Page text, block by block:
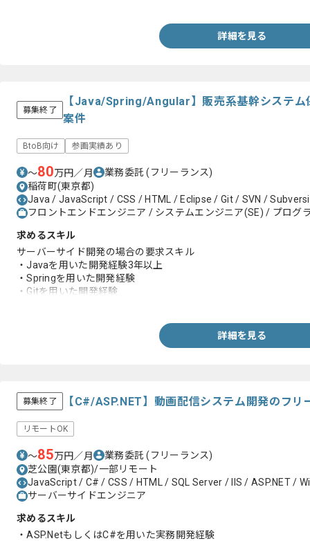
詳細を見る
募集終了
【Java/Spring/Angular】販売系基幹システム
案件
BtoB向け 参画実績あり
〜80万円／月 業務委託(フリーランス)
稲荷町(東京都)
Java / JavaScript / CSS / HTML / Eclipse / Git / SVN /
フロントエンドエンジニア / システムエンジニア(SE) / プログ
求めるスキル
サーバーサイド開発の場合の要求スキル
・Javaを用いた開発経験3年以上
・Springを用いた開発経験
・Gitを用いた開発経験
・Angular2以上、React.js、Vue.jsのいずれかを使用した開発経験
・TypeScriptもしくはJavaScript ES6以上を使用した開発経験
詳細を見る
募集終了 【C#/ASP.NET】動画配信システム開発のフリ
リモートOK
〜85万円／月 業務委託(フリーランス)
芝公園(東京都)/一部リモート
JavaScript / C# / CSS / HTML / SQL Server / IIS / ASP.NET /
サーバーサイドエンジニア
求めるスキル
・ASP.NetもしくはC#を用いた実務開発経験